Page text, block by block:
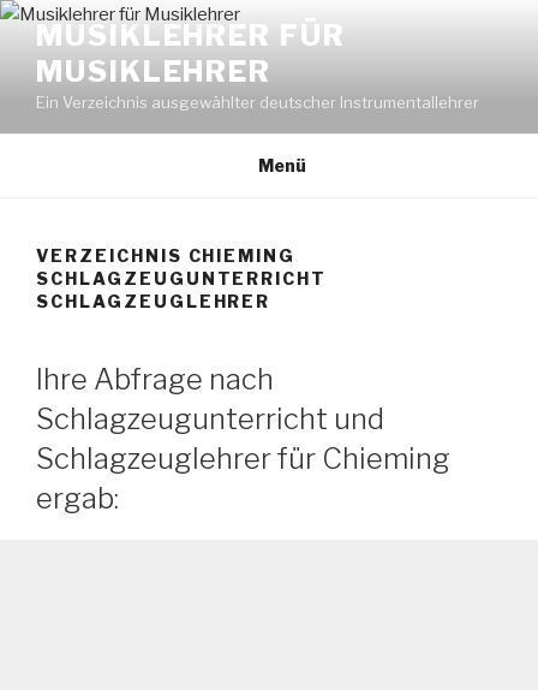
Zum
Inhalt
springen
MUSIKLEHRER FÜR
MUSIKLEHRER
Ein Verzeichnis ausgewählter deutscher Instrumentallehrer
Menü
VERZEICHNIS CHIEMING
SCHLAGZEUGUNTERRICHT
SCHLAGZEUGLEHRER
Ihre Abfrage nach
Schlagzeugunterricht und
Schlagzeuglehrer für Chieming
ergab: